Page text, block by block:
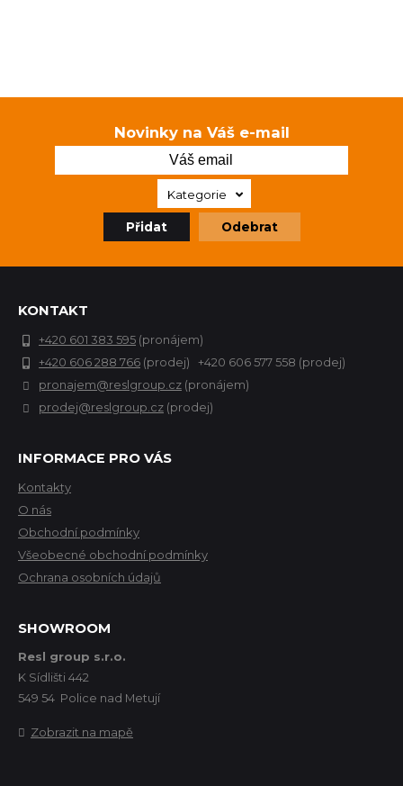
Novinky na Váš e-mail
Kategorie
Přidat Odebrat
KONTAKT
+420 601 383 595 (pronájem)
+420 606 288 766 (prodej) +420 606 577 558 (prodej)
pronajem@reslgroup.cz (pronájem)
prodej@reslgroup.cz (prodej)
INFORMACE PRO VÁS
Kontakty
O nás
Obchodní podmínky
Všeobecné obchodní podmínky
Ochrana osobních údajů
SHOWROOM
Resl group s.r.o.
K Sídlišti 442
549 54 Police nad Metují
Zobrazit na mapě